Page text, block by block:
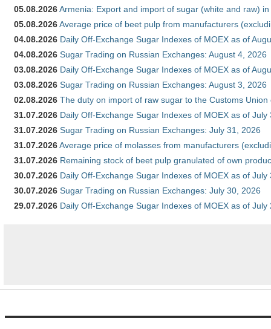
05.08.2026Armenia: Export and import of sugar (white and raw)
05.08.2026Average price of beet pulp from manufacturers
04.08.2026 Daily Off-Exchange Sugar Indexes of MOEX as of
04.08.2026 Sugar Trading on Russian Exchanges: August 4, 2026
03.08.2026 Daily Off-Exchange Sugar Indexes of MOEX as of
03.08.2026 Sugar Trading on Russian Exchanges: August 3, 2026
02.08.2026 The duty on import of raw sugar to the Customs
31.07.2026 Daily Off-Exchange Sugar Indexes of MOEX as of July
31.07.2026 Sugar Trading on Russian Exchanges: July 31, 2026
31.07.2026Average price of molasses from manufacturers
31.07.2026 Remaining stock of beet pulp granulated of own
30.07.2026 Daily Off-Exchange Sugar Indexes of MOEX as of July
30.07.2026 Sugar Trading on Russian Exchanges: July 30, 2026
29.07.2026 Daily Off-Exchange Sugar Indexes of MOEX as of July